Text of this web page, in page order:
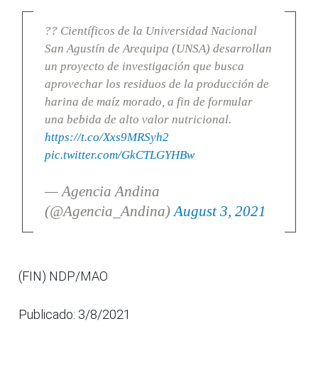
?? Científicos de la Universidad Nacional
San Agustín de Arequipa (UNSA) desarrollan
un proyecto de investigación que busca
aprovechar los residuos de la producción de
harina de maíz morado, a fin de formular
una bebida de alto valor nutricional.
https://t.co/Xxs9MRSyh2
pic.twitter.com/GkCTLGYHBw
— Agencia Andina
(@Agencia_Andina)August 3, 2021
(FIN) NDP/MAO
Publicado: 3/8/2021